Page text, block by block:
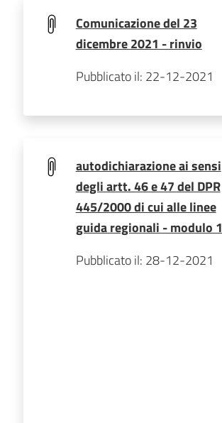
Comunicazione del 23
dicembre 2021 - rinvio
Pubblicato il: 22-12-2021
autodichiarazione ai sensi
degli artt. 46 e 47 del DPR
445/2000 di cui alle linee
guida regionali - modulo 1
Pubblicato il: 28-12-2021